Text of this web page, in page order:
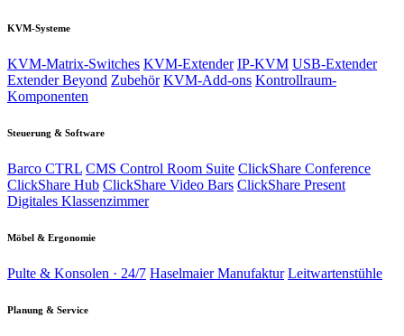
KVM-Systeme
KVM-Matrix-Switches KVM-Extender IP-KVM USB-Extender
Extender Beyond Zubehör KVM-Add-ons Kontrollraum-
Komponenten
Steuerung & Software
Barco CTRL CMS Control Room Suite ClickShare Conference
ClickShare Hub ClickShare Video Bars ClickShare Present
Digitales Klassenzimmer
Möbel & Ergonomie
Pulte & Konsolen · 24/7 Haselmaier Manufaktur Leitwartenstühle
Planung & Service